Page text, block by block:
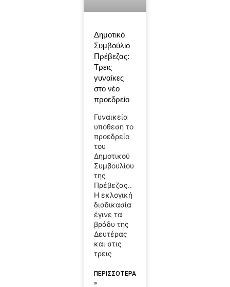
Δημοτικό
Συμβούλιο
Πρέβεζας:
Τρεις
γυναίκες
στο νέο
προεδρείο
Γυναικεία
υπόθεση το
προεδρείο
του
Δημοτικού
Συμβουλίου
της
Πρέβεζας..
Η εκλογική
διαδικασία
έγινε τα
βράδυ της
Δευτέρας
και στις
τρεις
ΠΕΡΙΣΣΟΤΕΡΑ
»